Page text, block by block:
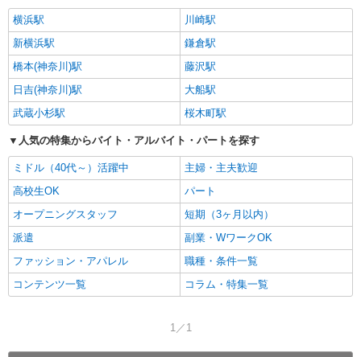
横浜駅
川崎駅
新横浜駅
鎌倉駅
橋本(神奈川)駅
藤沢駅
日吉(神奈川)駅
大船駅
武蔵小杉駅
桜木町駅
人気の特集からバイト・アルバイト・パートを探す
ミドル（40代～）活躍中
主婦・主夫歓迎
高校生OK
パート
オープニングスタッフ
短期（3ヶ月以内）
派遣
副業・WワークOK
ファッション・アパレル
職種・条件一覧
コンテンツ一覧
コラム・特集一覧
1／1